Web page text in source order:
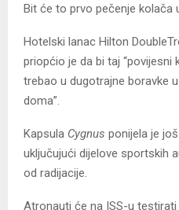
Bit će to prvo pečenje kolača
Hotelski lanac Hilton
priopćio je da bi taj “povijesni
trebao u dugotrajne boravke
doma”.
Kapsula Cygnus ponijela je
uključujući dijelove sportskih
od radijacije.
Atronauti će na ISS-u